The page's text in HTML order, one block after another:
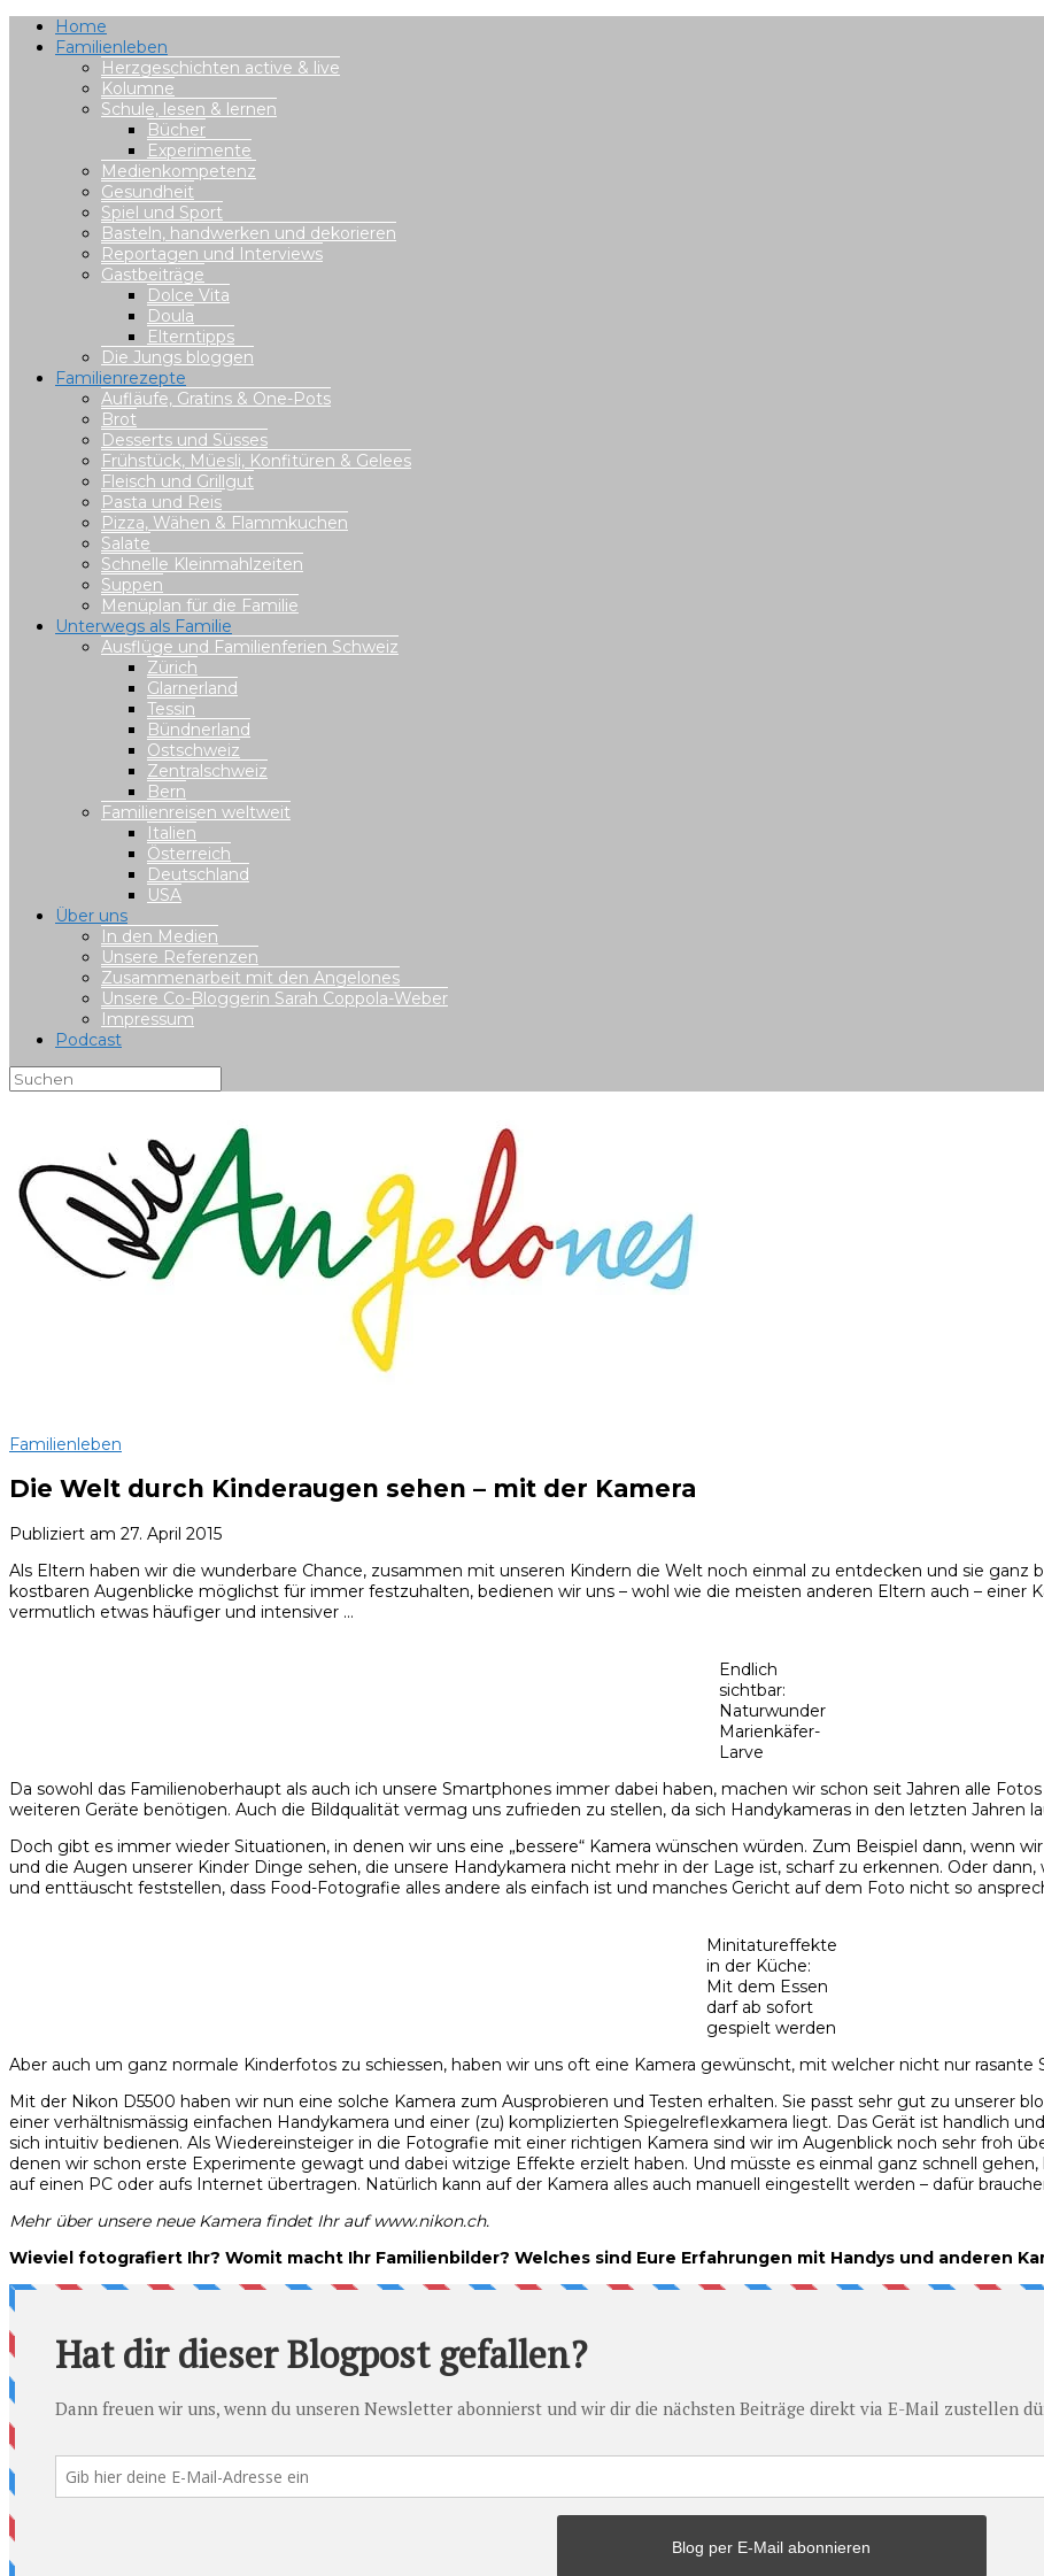
Home
Familienleben
Herzgeschichten active & live
Kolumne
Schule, lesen & lernen
Bücher
Experimente
Medienkompetenz
Gesundheit
Spiel und Sport
Basteln, handwerken und dekorieren
Reportagen und Interviews
Gastbeiträge
Dolce Vita
Doula
Elterntipps
Die Jungs bloggen
Familienrezepte
Aufläufe, Gratins & One-Pots
Brot
Desserts und Süsses
Frühstück, Müesli, Konfitüren & Gelees
Fleisch und Grillgut
Pasta und Reis
Pizza, Wähen & Flammkuchen
Salate
Schnelle Kleinmahlzeiten
Suppen
Menüplan für die Familie
Unterwegs als Familie
Ausflüge und Familienferien Schweiz
Zürich
Glarnerland
Tessin
Bündnerland
Ostschweiz
Zentralschweiz
Bern
Familienreisen weltweit
Italien
Österreich
Deutschland
USA
Über uns
In den Medien
Unsere Referenzen
Zusammenarbeit mit den Angelones
Unsere Co-Bloggerin Sarah Coppola-Weber
Impressum
Podcast
Familienleben
Die Welt durch Kinderaugen sehen – mit der Kamera
Publiziert am 27. April 2015
Als Eltern haben wir die wunderbare Chance, zusammen mit unseren Kindern die Welt noch einmal zu entdecken und sie ganz
kostbaren Augenblicke möglichst für immer festzuhalten, bedienen wir uns – wohl wie die meisten anderen Eltern auch – einer
vermutlich etwas häufiger und intensiver …
Endlich
sichtbar:
Naturwunder
Marienkäfer-
Larve
Da sowohl das Familienoberhaupt als auch ich unsere Smartphones immer dabei haben, machen wir schon seit Jahren alle
weiteren Geräte benötigen. Auch die Bildqualität vermag uns zufrieden zu stellen, da sich Handykameras in den letzten Jahren
Doch gibt es immer wieder Situationen, in denen wir uns eine „bessere“ Kamera wünschen würden. Zum Beispiel dann, wenn
und die Augen unserer Kinder Dinge sehen, die unsere Handykamera nicht mehr in der Lage ist, scharf zu erkennen. Oder
und enttäuscht feststellen, dass Food-Fotografie alles andere als einfach ist und manches Gericht auf dem Foto nicht so
Minitatureffekte
in der Küche:
Mit dem Essen
darf ab sofort
gespielt werden
Aber auch um ganz normale Kinderfotos zu schiessen, haben wir uns oft eine Kamera gewünscht, mit welcher nicht nur rasante
Mit der Nikon D5500 haben wir nun eine solche Kamera zum Ausprobieren und Testen erhalten. Sie passt sehr gut zu unserer
einer verhältnismässig einfachen Handykamera und einer (zu) komplizierten Spiegelreflexkamera liegt. Das Gerät ist handlich
sich intuitiv bedienen. Als Wiedereinsteiger in die Fotografie mit einer richtigen Kamera sind wir im Augenblick noch sehr froh
denen wir schon erste Experimente gewagt und dabei witzige Effekte erzielt haben. Und müsste es einmal ganz schnell
auf einen PC oder aufs Internet übertragen. Natürlich kann auf der Kamera alles auch manuell eingestellt werden – dafür
Mehr über unsere neue Kamera findet Ihr auf www.nikon.ch.
Wieviel fotografiert Ihr? Womit macht Ihr Familienbilder? Welches sind Eure Erfahrungen mit Handys und anderen